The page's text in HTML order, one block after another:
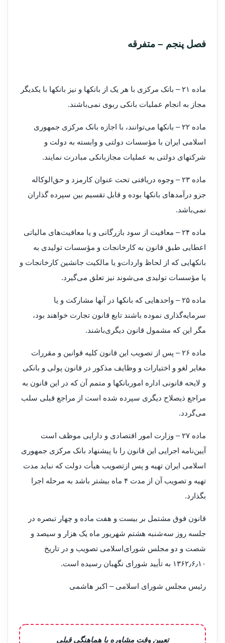
‌فصل پنجم – متفرقه
‌ماده ۲۱ – بانک مرکزی با هر یک از بانکها و نیز بانکها با یکدیگر
مجاز به انجام عملیات بانکی ربوی نمی‌باشند.
‌ماده ۲۲ – بانکها می‌توانند، با اجازه بانک مرکزی جمهوری
اسلامی ایران با مؤسسات دولتی و وابسته به دولت و
شرکتهای دولتی به عملیات مجاز‌بانکی مبادرت نمایند.
‌ماده ۲۳ – وجوه دریافتی تحت عنوان کارمزد و حق‌الوکاله
جزو درآمدهای بانکها بوده و قابل تقسیم بین سپرده گذاران
نمی‌باشد.
‌ماده ۲۴ – معافیت از سود بازرگانی و یا معافیت‌های مالیاتی
اعطایی طبق قانون به کارخانجات و مؤسسات تولیدی به
بانکهایی که از لحاظ واردات‌و یا مالکیت جانشین کارخانجات و
یا مؤسسات تولیدی می‌شوند نیز تعلق می‌گیرد.
‌ماده ۲۵ – واحدهایی که بانکها در آنها مشارکت و یا
سرمایه‌گذاری نموده باشند تابع قانون تجارت خواهند بود،
مگر این که مشمول قانون دیگری‌باشند.
‌ماده ۲۶ – پس از تصویب این قانون کلیه قوانین و مقررات
مغایر لغو و اختیارات و وظایف مذکور در قانون پولی و بانکی
و لایحه قانونی اداره امور‌بانکها و متمم آن که در این قانون به
مراجع ذیصلاح دیگری سپرده شده است از مراجع قبلی سلب
می‌گردد.
‌ماده ۲۷ – وزارت امور اقتصادی و دارایی موظف است
آیین‌نامه اجرایی این قانون را با پیشنهاد بانک مرکزی جمهوری
اسلامی ایران تهیه و پس از‌تصویب هیأت دولت که نباید مدت
تهیه و تصویب آن از مدت ۴ ماه بیشتر باشد به مرحله اجرا
بگذارد.
‌قانون فوق مشتمل بر بیست و هفت ماده و چهار تبصره در
جلسه روز سه‌شنبه هشتم شهریور ماه یک هزار و سیصد و
شصت و دو مجلس شورای‌اسلامی تصویب و در تاریخ
۱۳۶۲٫۶٫۱۰ به تأیید شورای نگهبان رسیده است.
‌رئیس مجلس شورای اسلامی – اکبر هاشمی
تعیین وقت مشاوره با هماهنگی قبلی